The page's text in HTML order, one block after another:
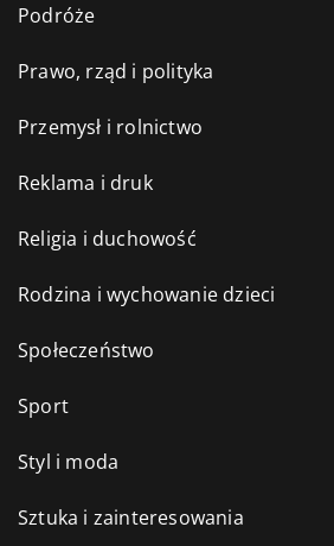
Podróże
Prawo, rząd i polityka
Przemysł i rolnictwo
Reklama i druk
Religia i duchowość
Rodzina i wychowanie dzieci
Społeczeństwo
Sport
Styl i moda
Sztuka i zainteresowania